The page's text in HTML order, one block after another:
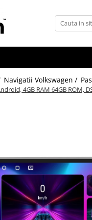
Navigatii Volkswagen /
4GB RAM 64GB ROM,